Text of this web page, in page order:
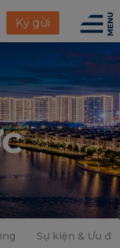
Ký gửi
Sự kiện & Ưu đãi